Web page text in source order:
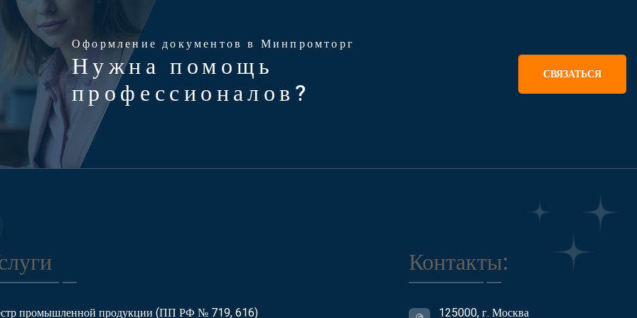
Оформление документов в Минпромторг
Нужна помощь
профессионалов?
СВЯЗАТЬСЯ
промышленной продукции (ПП РФ № 719, 616)
Контакты:
125000, г. Москва